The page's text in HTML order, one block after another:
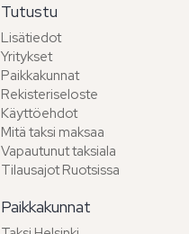
Tutustu
Lisätiedot
Yritykset
Paikkakunnat
Rekisteriseloste
Käyttöehdot
Mitä taksi maksaa
Vapautunut taksiala
Tilausajot Ruotsissa
Paikkakunnat